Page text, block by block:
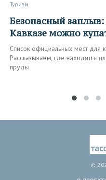
Туризм
Безопасный заплыв: где на Северном
Кавказе можно
Список официальных мест для
Рассказываем, где находятся
пруды
©